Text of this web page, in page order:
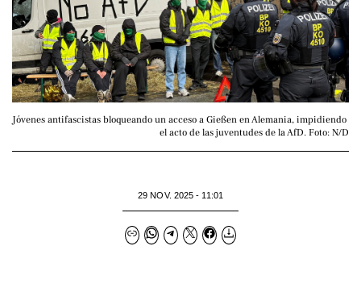
Jóvenes antifascistas bloqueando un acceso a Gießen en Alemania, impidiendo
el acto de las juventudes de la AfD. Foto: N/D
29 NOV. 2025 - 11:01